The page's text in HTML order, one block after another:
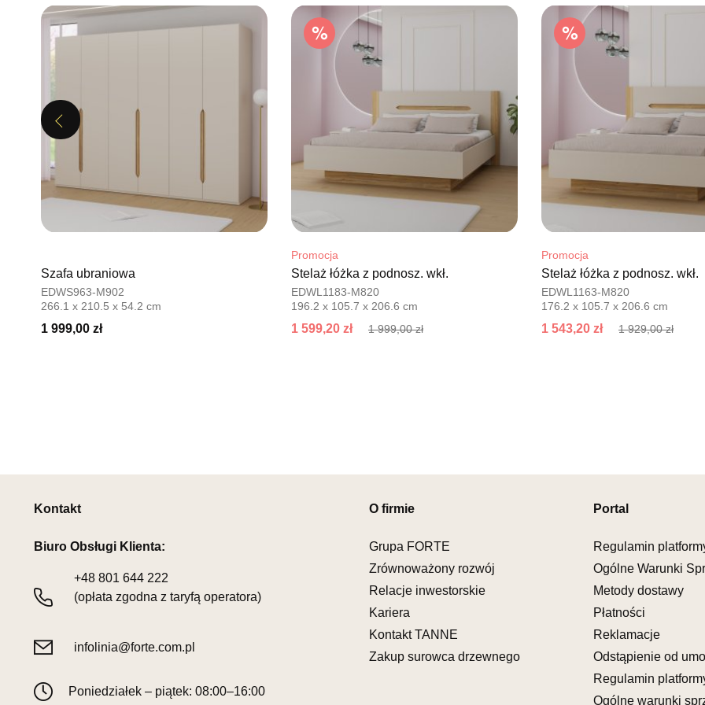
Pn-Pt:
SALON
Salon
UL.PLAC
76-200
Nr tel.
Adres e-
Godziny
SALON
Salon
Adres e-
Pn-Pt:
Salon
83-340
Previous
Szafa ubraniowa
EDWS963-M902
266.1 x 210.5 x 54.2 cm
1 999,00 zł
Promocja
Stelaż łóżka z podnosz. wkł.
EDWL1183-M820
196.2 x 105.7 x 206.6 cm
1 599,20 zł 1 999,00 zł
Promocja
Stelaż łóżka z podnosz. wkł.
EDWL1163-M820
176.2 x 105.7 x 206.6 cm
1 543,20 zł 1 929,00 zł
Kontakt
Biuro Obsługi Klienta:
+48 801 644 222
(opłata zgodna z taryfą operatora)
infolinia@forte.com.pl
Poniedziałek – piątek: 08:00–16:00
O firmie
Grupa FORTE
Zrównoważony rozwój
Relacje inwestorskie
Kariera
Kontakt TANNE
Zakup surowca drzewnego
Portal
Regulamin
Ogólne Warunki
Metody dostawy
Płatności
Reklamacje
Odstąpienie od
Regulamin
Ogólne warunki